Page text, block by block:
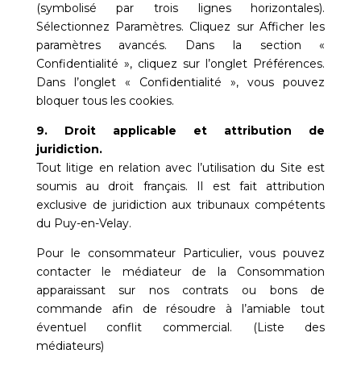
(symbolisé par trois lignes horizontales).
Sélectionnez Paramètres. Cliquez sur Afficher les
paramètres avancés. Dans la section «
Confidentialité », cliquez sur l’onglet Préférences.
Dans l’onglet « Confidentialité », vous pouvez
bloquer tous les cookies.
9. Droit applicable et attribution de
juridiction.
Tout litige en relation avec l’utilisation du Site est
soumis au droit français. Il est fait attribution
exclusive de juridiction aux tribunaux compétents
du Puy-en-Velay.
Pour le consommateur Particulier, vous pouvez
contacter le médiateur de la Consommation
apparaissant sur nos contrats ou bons de
commande afin de résoudre à l’amiable tout
éventuel conflit commercial. (Liste des
médiateurs)